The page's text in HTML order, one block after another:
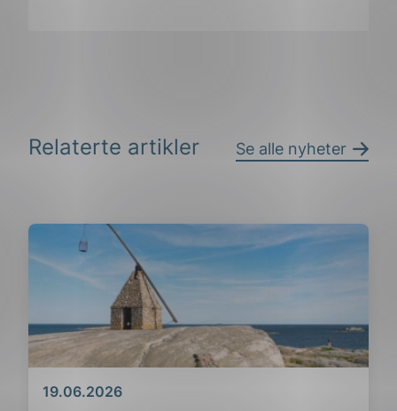
Relaterte artikler Se alle nyheter
Dato
19.06.2026